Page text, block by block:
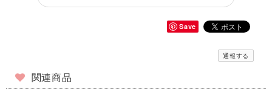
Save
通報する
関連商品